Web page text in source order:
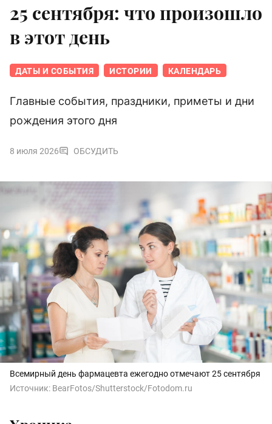
25 сентября: что произошло
в этот день
ДАТЫ И СОБЫТИЯ ИСТОРИИ КАЛЕНДАРЬ
Главные события, праздники, приметы и дни
рождения этого дня
8 июля 2026 ОБСУДИТЬ
Всемирный день фармацевта ежегодно отмечают 25 сентября
Источник: BearFotos/Shutterstock/Fotodom.ru